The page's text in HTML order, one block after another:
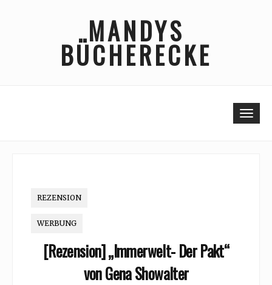
MANDYS
BÜCHERECKE
REZENSION
WERBUNG
[Rezension] „Immerwelt- Der Pakt“
von Gena Showalter